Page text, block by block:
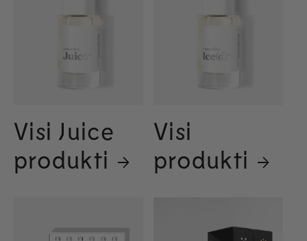
Visi Juice
produkti
Visi
produkti